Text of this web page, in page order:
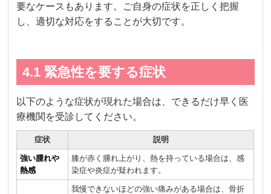
要なケースもあります。ご自身の症状を正しく把握
し、適切な対応をすることが大切です。
4.1 緊急性を要する症状
以下のような症状が現れた場合は、できるだけ早く医
療機関を受診してください。
症状 説明
強い腫れや
熱感
膝が赤く腫れ上がり、熱を持っている場合は、感
染症や炎症が疑われます。
我慢できないほどの強い痛みがある場合は、骨折